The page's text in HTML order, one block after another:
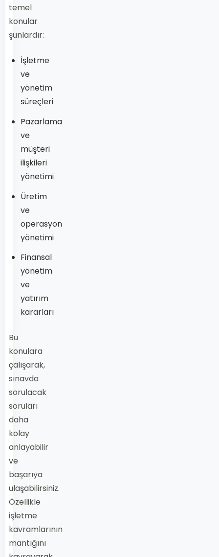
temel
konular
şunlardır:
İşletme
ve
yönetim
süreçleri
Pazarlama
ve
müşteri
ilişkileri
yönetimi
Üretim
ve
operasyon
yönetimi
Finansal
yönetim
ve
yatırım
kararları
Bu
konulara
çalışarak,
sınavda
sorulacak
soruları
daha
kolay
anlayabilir
ve
başarıya
ulaşabilirsiniz.
Özellikle
işletme
kavramlarının
mantığını